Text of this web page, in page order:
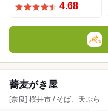
4.68
蕎麦がき屋
[奈良] 桜井市 / そば、天ぷら